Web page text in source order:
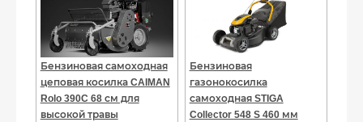
Бензиновая самоходная
цеповая косилка CAIMAN
Rolo 390C 68 см для
высокой травы
Бензиновая
газонокосилка
самоходная STIGA
Collector 548 S 460 мм